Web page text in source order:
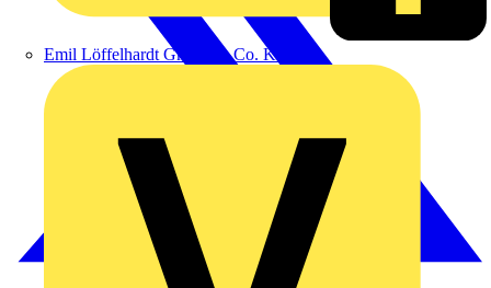
Emil Löffelhardt GmbH & Co. KG